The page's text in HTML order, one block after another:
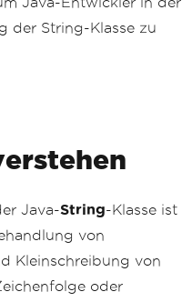
der String-Klasse zu
Java-String-Klasse ist
von
Kleinschreibung von
oder